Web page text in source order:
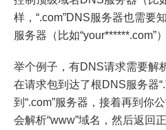
样，“.com”DNS服务器也需要
服务器（比如“your******.com”
举个例子，有DNS请求需要解
在请求包到达了根DNS服务器
到“.com”服务器，接着再到你
会解析“www”域名，然后返回